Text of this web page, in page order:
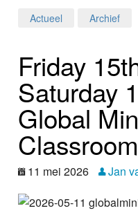
Home
Programma's
Nieuws
Foto's
Video
Actueel Archief
Friday
Saturday
Global
Classroom
11 mei 2026 Jan